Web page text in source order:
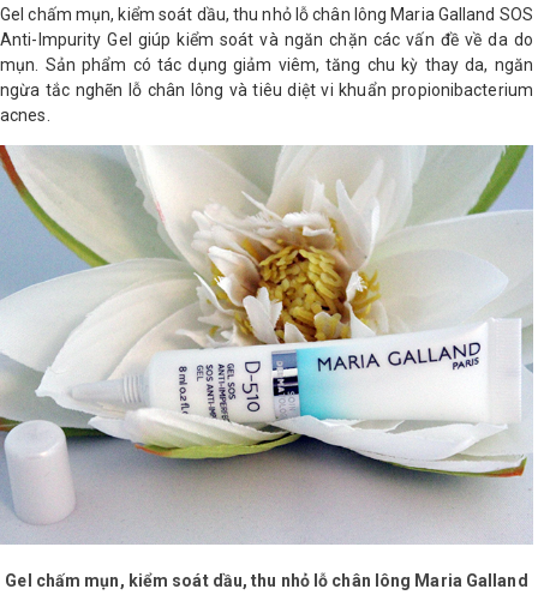
Gel chấm mụn, kiểm soát dầu, thu nhỏ lỗ chân lông Maria Galland SOS
Anti-Impurity Gel giúp kiểm soát và ngăn chặn các vấn đề về da do
mụn. Sản phẩm có tác dụng giảm viêm, tăng chu kỳ thay da, ngăn
ngừa tắc nghẽn lỗ chân lông và tiêu diệt vi khuẩn propionibacterium
acnes.
Gel chấm mụn, kiểm soát dầu, thu nhỏ lỗ chân lông Maria Galland